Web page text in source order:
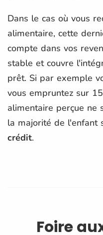
Dans le cas où vous
alimentaire, cette
compte dans vos
stable et couvre
prêt. Si par exemple
vous empruntez sur
alimentaire perçue ne
la majorité de l'enfant
crédit.
Foire